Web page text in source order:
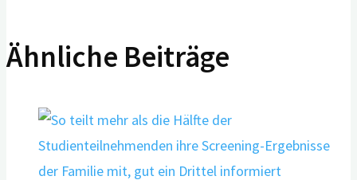
Ähnliche Beiträge